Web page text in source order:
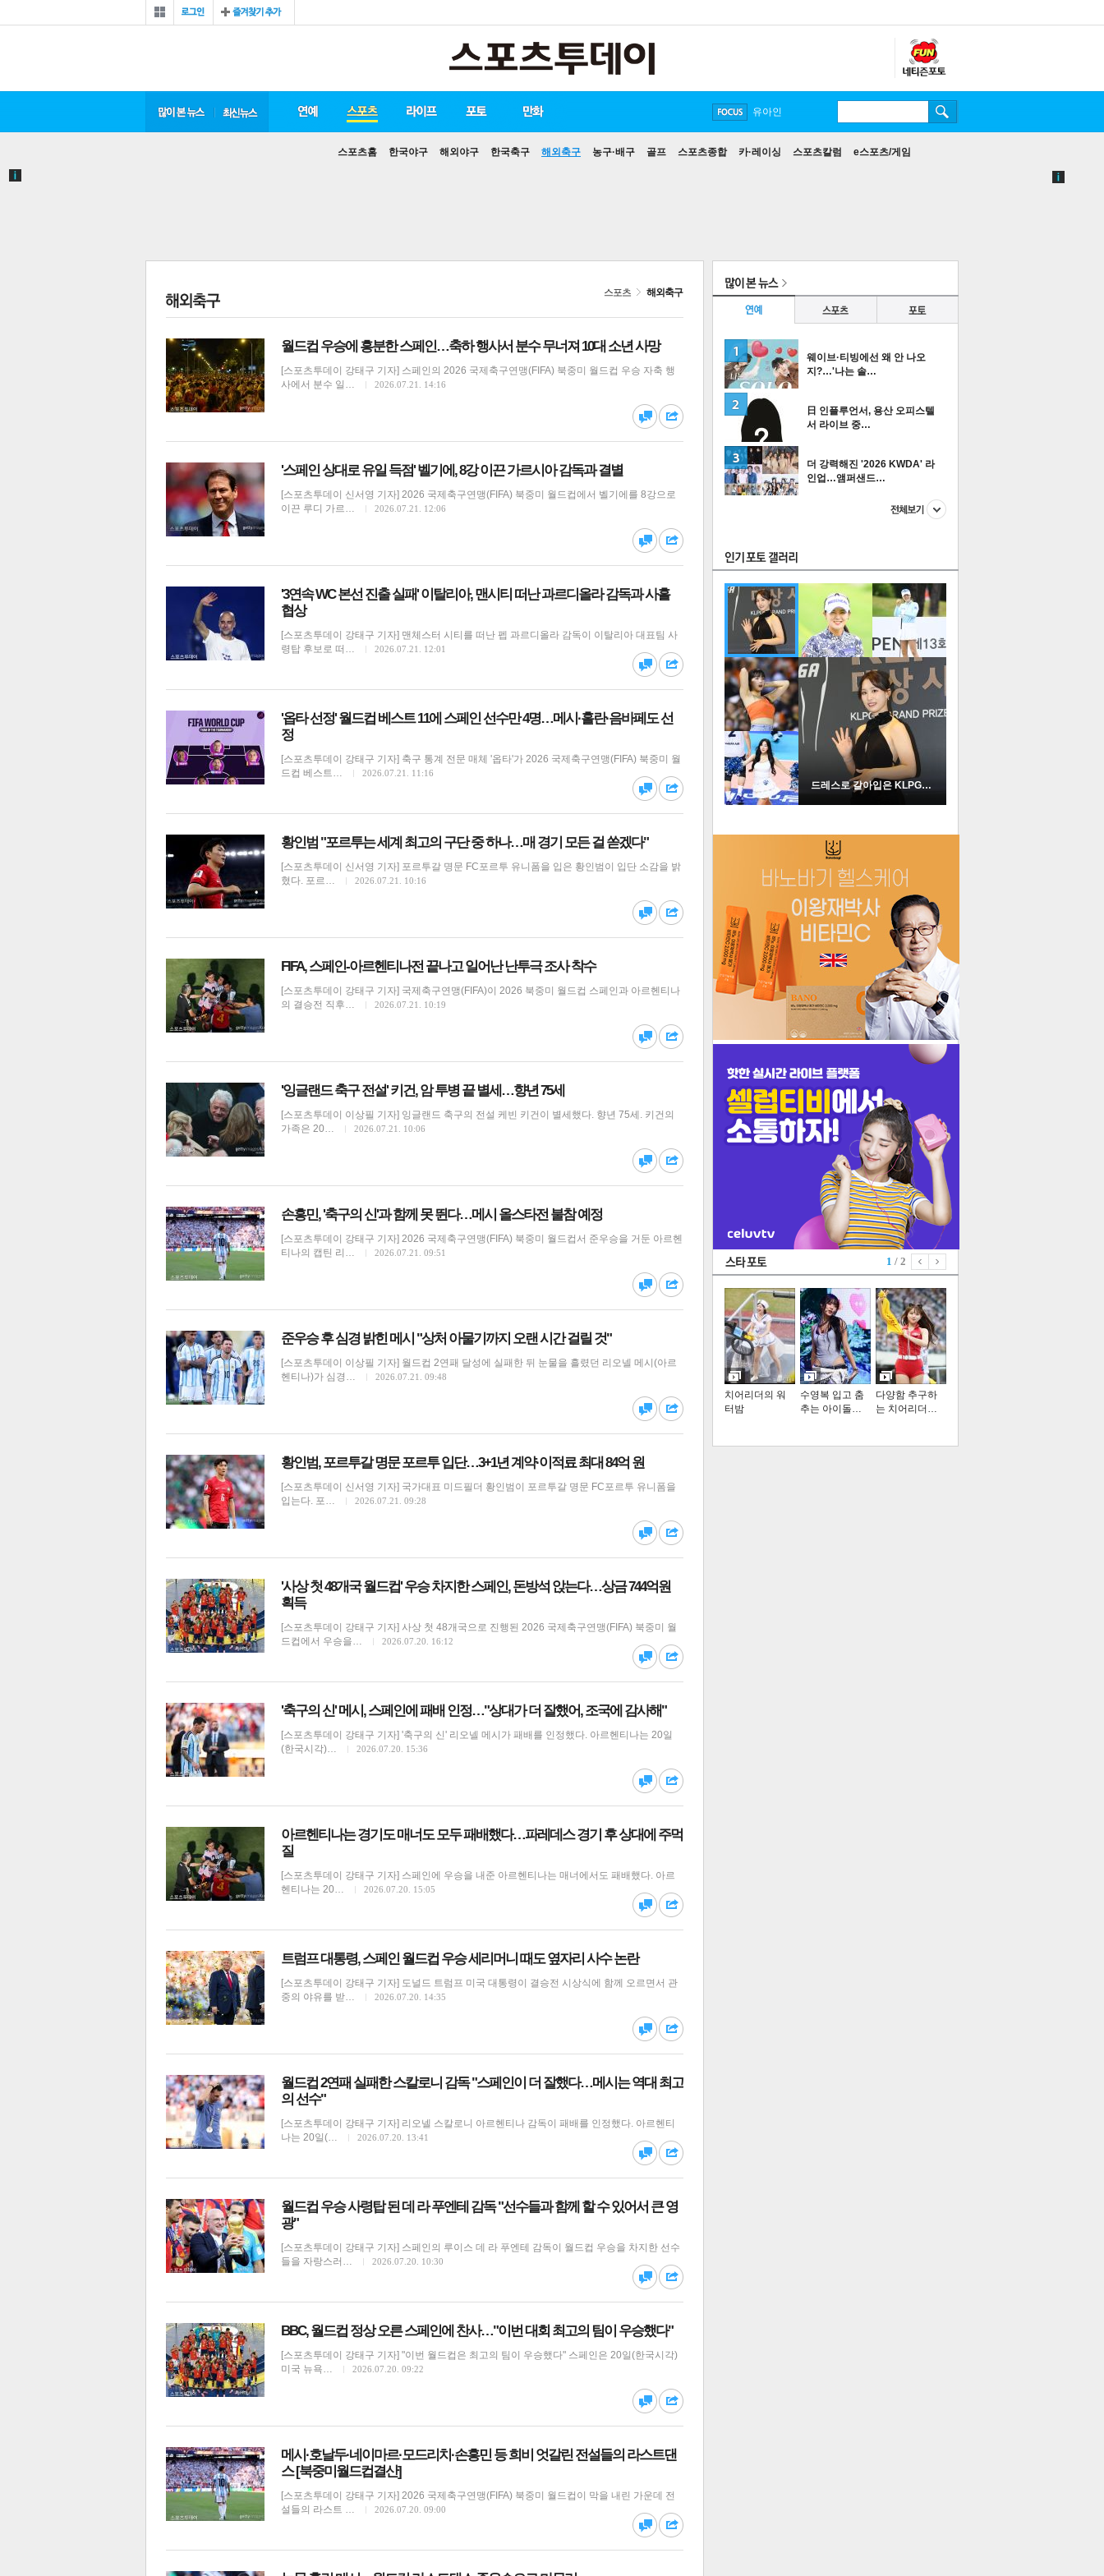
인
많이 본 뉴스 최신 뉴스 연예 스포츠
스포츠홈 한국야구 해외야구 한국축구 해외축구 농구·배구 골프 스포츠종합 카·레이싱 스포츠칼럼 e스포츠/게임
라이프 포토
만화
방탄소년단
손흥민
유아인
스포츠 해외축구
월드컵 우승에 흥분한 스페인…축하 행사서 분수 무너져 10대 소년 사망
[스포츠투데이 강태구 기자] 스페인의 2026 국제축구연맹(FIFA) 북중미 월드컵 우승 자축 행
사에서 분수 일…
2026.07.21. 14:16
댓글
달기
공유
하기
'스페인 상대로 유일 득점' 벨기에, 8강 이끈 가르시아 감독과 결별
[스포츠투데이 신서영 기자] 2026 국제축구연맹(FIFA) 북중미 월드컵에서 벨기에를 8강으로
이끈 루디 가르…
2026.07.21. 12:06
댓글 공유
'3연속 WC 본선 진출 실패' 이탈리아, 맨시티 떠난 과르디올라 감독과 사흘
협상
[스포츠투데이 강태구 기자] 맨체스터 시티를 떠난 펩 과르디올라 감독이 이탈리아 대표팀 사
령탑 후보로 떠…
2026.07.21. 12:01
댓글
달기
공유
하기
'옵타 선정' 월드컵 베스트 11에 스페인 선수만 4명…메시·홀란·음바페도 선
정
[스포츠투데이 강태구 기자] 축구 통계 전문 매체 '옵타'가 2026 국제축구연맹(FIFA) 북중미 월
드컵 베스트…
2026.07.21. 11:16
댓글 공유
황인범 "포르투는 세계 최고의 구단 중 하나…매 경기 모든 걸 쏟겠다"
[스포츠투데이 신서영 기자] 포르투갈 명문 FC포르투 유니폼을 입은 황인범이 입단 소감을 밝
혔다. 포르…
2026.07.21. 10:16
댓글
달기
공유
하기
FIFA, 스페인-아르헨티나전 끝나고 일어난 난투극 조사 착수
[스포츠투데이 강태구 기자] 국제축구연맹(FIFA)이 2026 북중미 월드컵 스페인과 아르헨티나
의 결승전 직후…
2026.07.21. 10:19
댓글
달기
공유
하기
'잉글랜드 축구 전설' 키건, 암 투병 끝 별세…향년 75세
[스포츠투데이 이상필 기자] 잉글랜드 축구의 전설 케빈 키건이 별세했다. 향년 75세. 키건의
가족은 20…
2026.07.21. 10:06
댓글 공유
손흥민, '축구의 신'과 함께 못 뛴다…메시 올스타전 불참 예정
[스포츠투데이 강태구 기자] 2026 국제축구연맹(FIFA) 북중미 월드컵서 준우승을 거둔 아르헨
티나의 캡틴 리…
2026.07.21. 09:51
댓글
달기
공유
하기
준우승 후 심경 밝힌 메시 "상처 아물기까지 오랜 시간 걸릴 것"
[스포츠투데이 이상필 기자] 월드컵 2연패 달성에 실패한 뒤 눈물을 흘렸던 리오넬 메시(아르
헨티나)가 심경…
2026.07.21. 09:48
댓글 공유
황인범, 포르투갈 명문 포르투 입단…3+1년 계약·이적료 최대 84억 원
[스포츠투데이 신서영 기자] 국가대표 미드필더 황인범이 포르투갈 명문 FC포르투 유니폼을
입는다. 포…
2026.07.21. 09:28
댓글 공유
'사상 첫 48개국 월드컵' 우승 차지한 스페인, 돈방석 앉는다…상금 744억원
획득
[스포츠투데이 강태구 기자] 사상 첫 48개국으로 진행된 2026 국제축구연맹(FIFA) 북중미 월
드컵에서 우승을…
2026.07.20. 16:12
댓글 공유
'축구의 신' 메시, 스페인에 패배 인정…"상대가 더 잘했어, 조국에 감사해"
[스포츠투데이 강태구 기자] '축구의 신' 리오넬 메시가 패배를 인정했다. 아르헨티나는 20일
(한국시각)…
2026.07.20. 15:36
댓글 공유
아르헨티나는 경기도 매너도 모두 패배했다…파레데스 경기 후 상대에 주먹
질
[스포츠투데이 강태구 기자] 스페인에 우승을 내준 아르헨티나는 매너에서도 패배했다. 아르
헨티나는 20…
2026.07.20. 15:05
댓글 공유
트럼프 대통령, 스페인 월드컵 우승 세리머니 때도 옆자리 사수 논란
[스포츠투데이 강태구 기자] 도널드 트럼프 미국 대통령이 결승전 시상식에 함께 오르면서 관
중의 야유를 받…
2026.07.20. 14:35
댓글 공유
월드컵 2연패 실패한 스칼로니 감독 "스페인이 더 잘했다…메시는 역대 최고
의 선수"
[스포츠투데이 강태구 기자] 리오넬 스칼로니 아르헨티나 감독이 패배를 인정했다. 아르헨티
나는 20일(…
2026.07.20. 13:41
댓글 공유
월드컵 우승 사령탑 된 데 라 푸엔테 감독 "선수들과 함께 할 수 있어서 큰 영
광"
[스포츠투데이 강태구 기자] 스페인의 루이스 데 라 푸엔테 감독이 월드컵 우승을 차지한 선수
들을 자랑스러…
2026.07.20. 10:30
BBC, 월드컵 정상 오른 스페인에 찬사…"이번 대회 최고의 팀이 우승했다"
[스포츠투데이 강태구 기자] "이번 월드컵은 최고의 팀이 우승했다" 스페인은 20일(한국시각)
미국 뉴욕…
2026.07.20. 09:22
메시·호날두·네이마르·모드리치·손흥민 등 희비 엇갈린 전설들의 라스트댄
스 [북중미월드컵결산]
[스포츠투데이 강태구 기자] 2026 국제축구연맹(FIFA) 북중미 월드컵이 막을 내린 가운데 전
설들의 라스트 …
2026.07.20. 09:00
많이 본 뉴스
연예
스포츠 포토
웨이브·티빙에선 왜 안 나오
지?…'나는 솔…
2
日 인플루언서, 용산 오피스텔
서 라이브 중…
더 강력해진 '2026 KWDA' 라
인업…앰퍼샌드…
더보기
인기포토
드레스로 갈아입은 KLPGA …
1 / 2
치어리더의 워
터밤
수영복 입고 춤
추는 아이돌…
다양함 추구하
는 치어리더…